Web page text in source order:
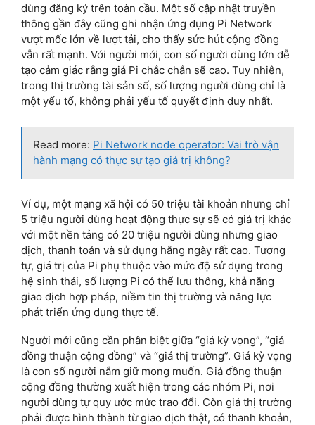
dùng đăng ký trên toàn cầu. Một số cập nhật truyền
thông gần đây cũng ghi nhận ứng dụng Pi Network
vượt mốc lớn về lượt tải, cho thấy sức hút cộng đồng
vẫn rất mạnh. Với người mới, con số người dùng lớn dễ
tạo cảm giác rằng giá Pi chắc chắn sẽ cao. Tuy nhiên,
trong thị trường tài sản số, số lượng người dùng chỉ là
một yếu tố, không phải yếu tố quyết định duy nhất.
Read more: Pi Network node operator: Vai trò vận
hành mạng có thực sự tạo giá trị không?
Ví dụ, một mạng xã hội có 50 triệu tài khoản nhưng chỉ
5 triệu người dùng hoạt động thực sự sẽ có giá trị khác
với một nền tảng có 20 triệu người dùng nhưng giao
dịch, thanh toán và sử dụng hằng ngày rất cao. Tương
tự, giá trị của Pi phụ thuộc vào mức độ sử dụng trong
hệ sinh thái, số lượng Pi có thể lưu thông, khả năng
giao dịch hợp pháp, niềm tin thị trường và năng lực
phát triển ứng dụng thực tế.
Người mới cũng cần phân biệt giữa “giá kỳ vọng”, “giá
đồng thuận cộng đồng” và “giá thị trường”. Giá kỳ vọng
là con số người nắm giữ mong muốn. Giá đồng thuận
cộng đồng thường xuất hiện trong các nhóm Pi, nơi
người dùng tự quy ước mức trao đổi. Còn giá thị trường
phải được hình thành từ giao dịch thật, có thanh khoản,